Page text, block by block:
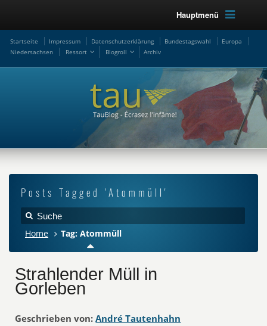
Hauptmenü
Startseite Impressum Datenschutzerklärung Bundestagswahl
Europa
Niedersachsen
Ressort Blogroll Archiv
Posts Tagged 'Atommüll'
Home Tag: Atommüll
Strahlender Müll in
Gorleben
Geschrieben von: André Tautenhahn